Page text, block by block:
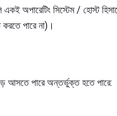
অপারেটিং সিস্টেম / হোস্ট
পারে না)।
আসতে পারে অন্তর্ভুক্ত হতে পারে: